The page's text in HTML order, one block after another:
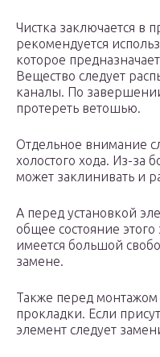
Чистка заключается в
рекомендуется
которое
Вещество следует
каналы. По
протереть ветошью.
Отдельное внимание
холостого хода. Из-за
может заклинивать и
А перед установкой
общее состояние
имеется большой
замене.
Также перед монтажом
прокладки. Если
элемент следует